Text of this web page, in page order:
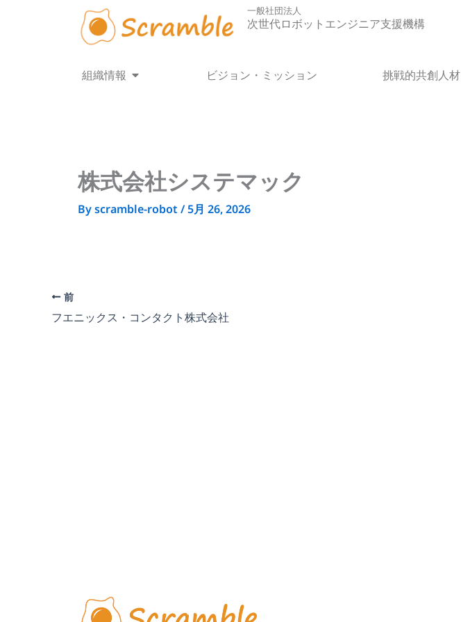
一般社団法人
次世代ロボットエンジニア支援機構
組織情報 Open 組織情報 ビジョン・ミッション 挑戦的共創人材
株式会社システマック
Byscramble-robot /5月 26, 2026
前
フエニックス・コンタクト株式会社